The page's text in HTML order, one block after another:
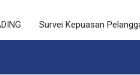
Survei Kepuasan